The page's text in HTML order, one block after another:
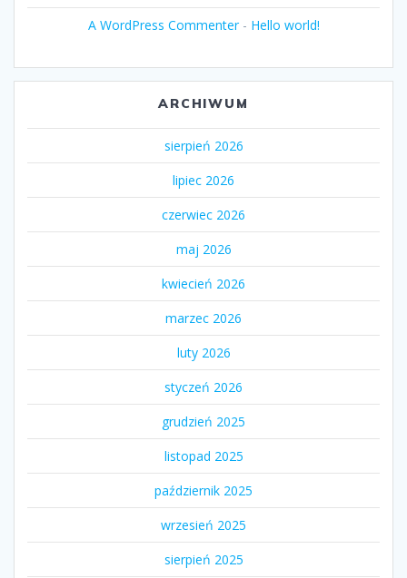
A WordPress Commenter- Hello world!
ARCHIWUM
sierpień 2026
lipiec 2026
czerwiec 2026
maj 2026
kwiecień 2026
marzec 2026
luty 2026
styczeń 2026
grudzień 2025
listopad 2025
październik 2025
wrzesień 2025
sierpień 2025